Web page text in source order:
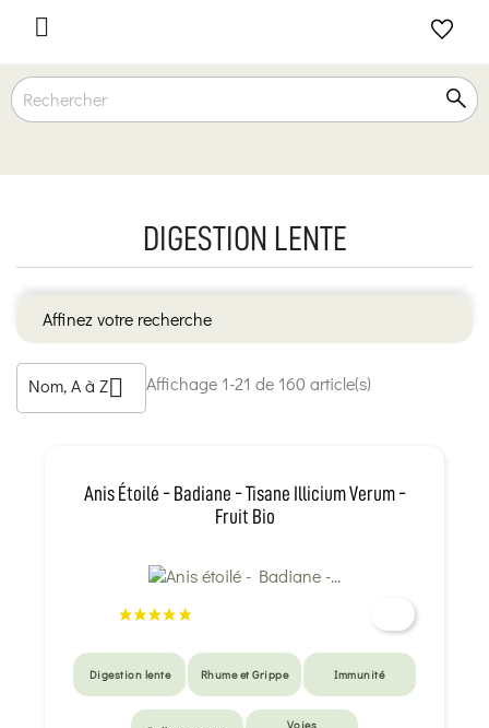

DIGESTION LENTE
Affinez votre recherche
Nom, A à Z Affichage 1-21 de 160 article(s)
Anis Étoilé - Badiane - Tisane Illicium Verum -
Fruit Bio
Digestion lente Rhume et Grippe Immunité